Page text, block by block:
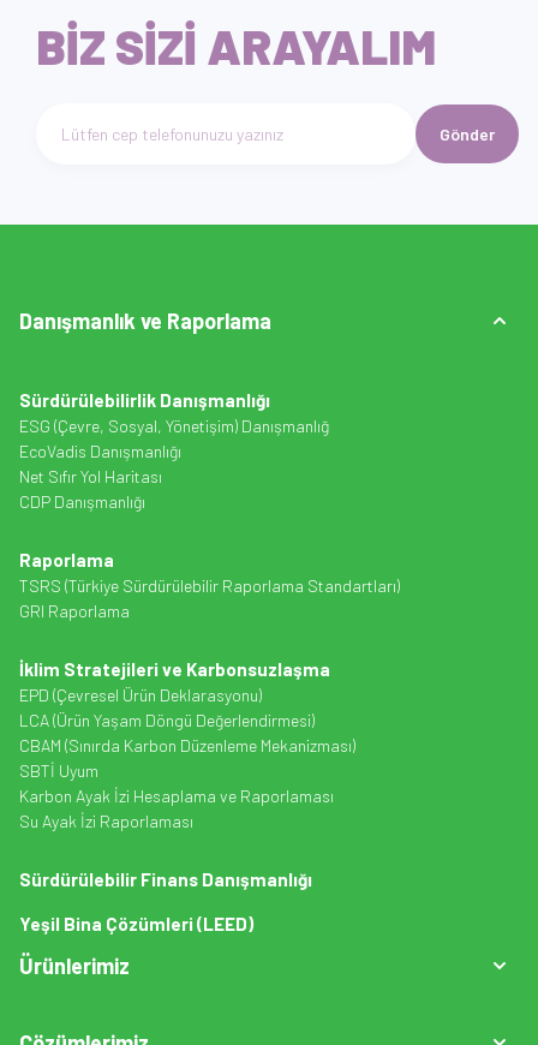
BİZ SİZİ ARAYALIM
Telefon numarası giriniz Gönder
Danışmanlık ve Raporlama
Sürdürülebilirlik Danışmanlığı
ESG (Çevre, Sosyal, Yönetişim) Danışmanlığ
EcoVadis Danışmanlığı
Net Sıfır Yol Haritası
CDP Danışmanlığı
Raporlama
TSRS (Türkiye Sürdürülebilir Raporlama Standartları)
GRI Raporlama
İklim Stratejileri ve Karbonsuzlaşma
EPD (Çevresel Ürün Deklarasyonu)
LCA (Ürün Yaşam Döngü Değerlendirmesi)
CBAM (Sınırda Karbon Düzenleme Mekanizması)
SBTİ Uyum
Karbon Ayak İzi Hesaplama ve Raporlaması
Su Ayak İzi Raporlaması
Sürdürülebilir Finans Danışmanlığı
Yeşil Bina Çözümleri (LEED)
Ürünlerimiz